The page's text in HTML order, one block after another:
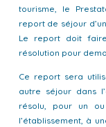
tourisme, le
report de séjour
Le report doit
résolution pour
Ce report sera
autre séjour dans
résolu, pour un
l’établissement, à